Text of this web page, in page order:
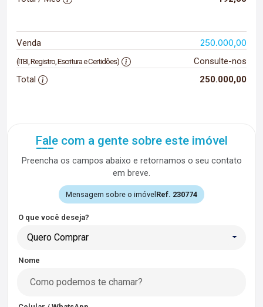
Venda 250.000,00
(ITBI, Registro, Escritura e Certidões)
Consulte-nos
Total
250.000,00
Fale com a gente sobre este imóvel
Preencha os campos abaixo e retornamos o seu contato
em breve.
Mensagem sobre o imóvelRef. 230774
O que você deseja?
Quero Comprar
Nome